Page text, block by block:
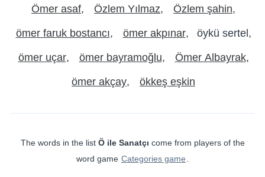
Ömer asaf Özlem Yılmaz Özlem şahin
ömer faruk bostancı ömer akpınar öykü sertel
ömer uçar ömer bayramoğlu Ömer Albayrak
ömer akçay ökkeş eşkin
The words in the list Ö ile Sanatçı come from players of the
word game Categories game